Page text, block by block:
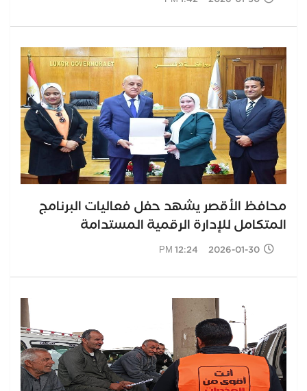
محافظ الأقصر يشهد حفل فعاليات البرنامج
المتكامل للإدارة الرقمية المستدامة
2026-01-30 12:24 PM